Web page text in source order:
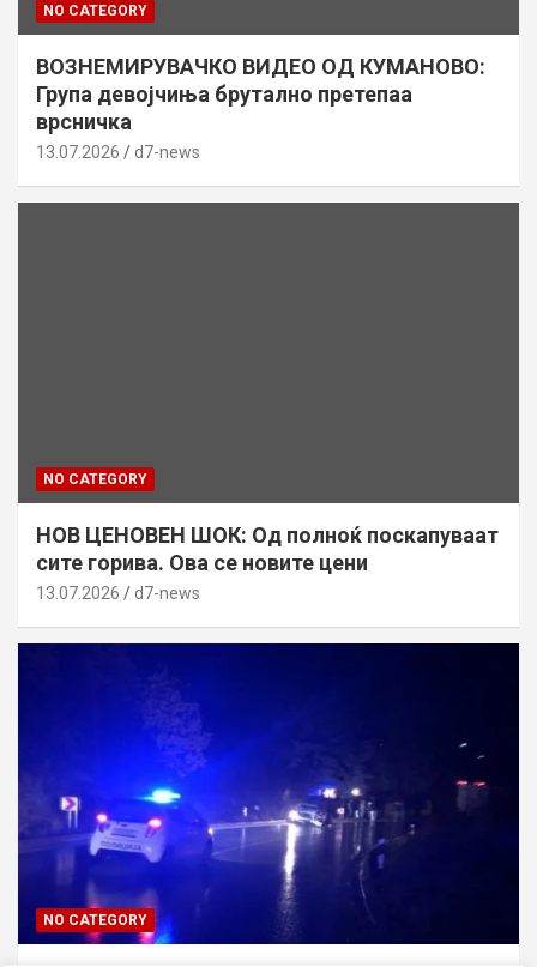
NO CATEGORY
ВОЗНЕМИРУВАЧКО ВИДЕО ОД КУМАНОВО:
Група девојчиња брутално претепаа
врсничка
13.07.2026 d7-news
NO CATEGORY
НОВ ЦЕНОВЕН ШОК: Од полноќ поскапуваат
сите горива. Ова се новите цени
13.07.2026 d7-news
NO CATEGORY